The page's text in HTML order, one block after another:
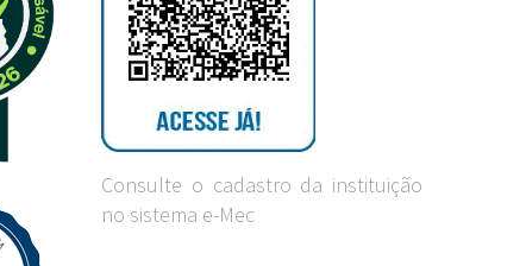
Consulte o cadastro da instituição
no sistema e-Mec